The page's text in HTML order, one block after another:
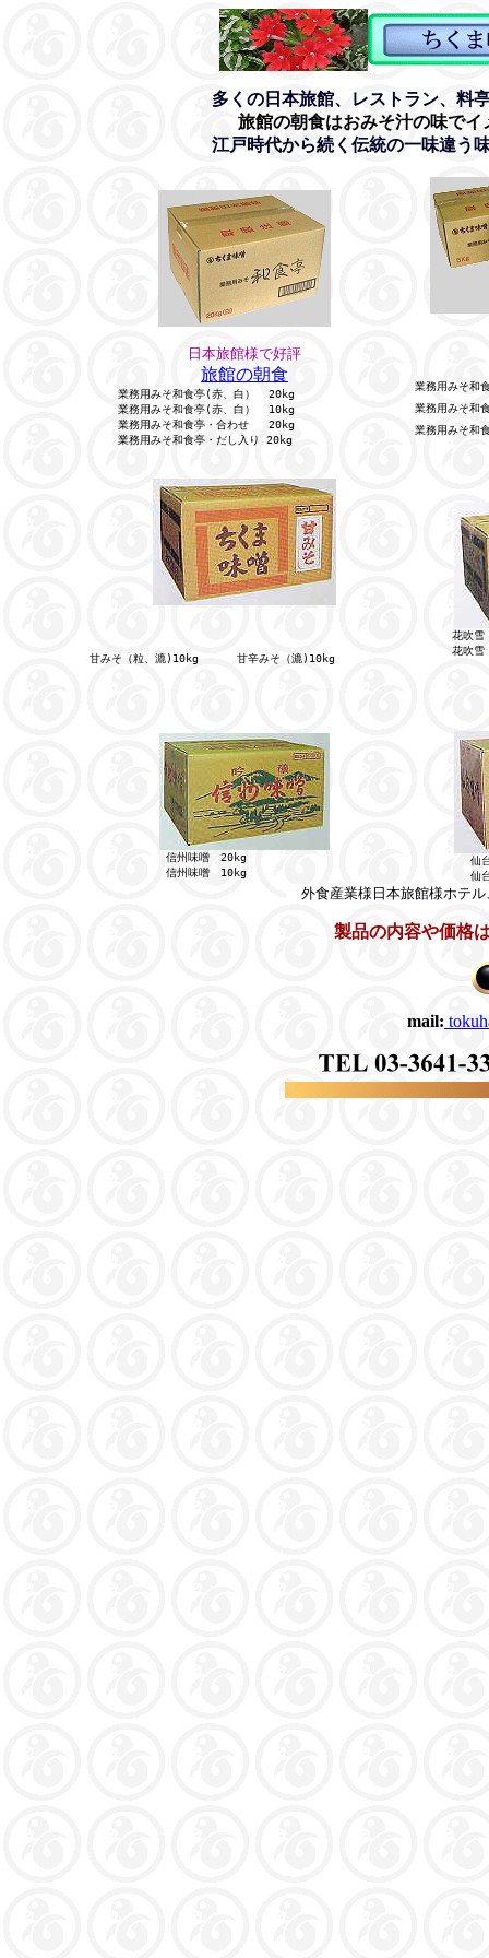
多くの日本旅館、レストラン、料
旅館の朝食はおみそ汁の味で
江戸時代から続く伝統の一味違う
日本旅館様で好評
旅館の朝食
業務用みそ和食亭(赤、白）  20kg
業務用みそ和食亭(赤、白）  10kg
業務用みそ和食亭・合わせ   20kg
業務用みそ和食亭・だし入り 20kg
業務用みそ和
業務用みそ和
業務用みそ和
甘みそ（粒、漉)10kg 甘辛みそ（漉)10kg
花吹雪
花吹雪
信州味噌　20kg
信州味噌　10kg
仙
仙
外食産業様日本旅館様ホテ
製品の内容や価格
mail: